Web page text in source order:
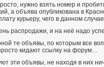
нужно взять номер и
а объява опубликована в
курьеру, чего в данном
распродажи, и на неё надо
те объявы, по которым все
кидают ссылку на форум…
эти объявы, не находя в них